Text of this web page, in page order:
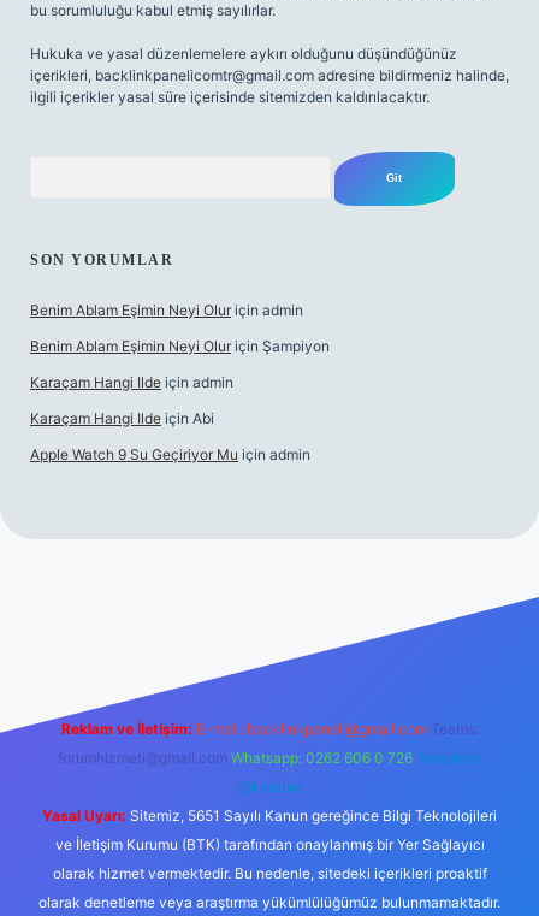
bu sorumluluğu kabul etmiş sayılırlar.
Hukuka ve yasal düzenlemelere aykırı olduğunu düşündüğünüz
içerikleri, backlinkpanelicomtr@gmail.com adresine bildirmeniz halinde,
ilgili içerikler yasal süre içerisinde sitemizden kaldırılacaktır.
SON YORUMLAR
Benim Ablam Eşimin Neyi Olur için admin
Benim Ablam Eşimin Neyi Olur için Şampiyon
Karaçam Hangi Ilde için admin
Karaçam Hangi Ilde için Abi
Apple Watch 9 Su Geçiriyor Mu için admin
Reklam ve İletişim: E-mail: backlinkpaneli@gmail.com Teams:
forumhizmeti@gmail.com Whatsapp: 0262 606 0 726 Telegram:
@karabul
Yasal Uyarı: Sitemiz, 5651 Sayılı Kanun gereğince Bilgi Teknolojileri
ve İletişim Kurumu (BTK) tarafından onaylanmış bir Yer Sağlayıcı
olarak hizmet vermektedir. Bu nedenle, sitedeki içerikleri proaktif
olarak denetleme veya araştırma yükümlülüğümüz bulunmamaktadır.